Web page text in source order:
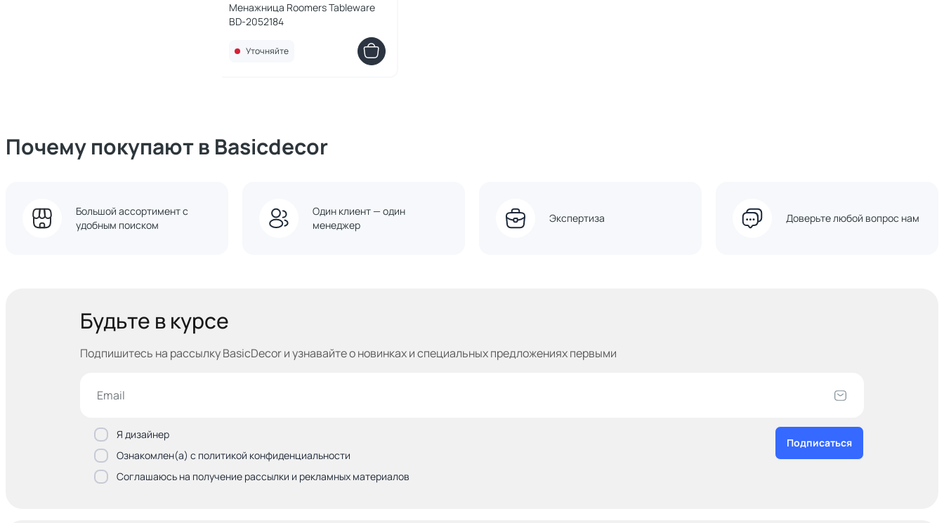
Менажница Roomers Tableware
BD-2052184
Уточняйте
Почему покупают в Basicdecor
Большой ассортимент с
удобным поиском
Один клиент — один
менеджер
Экспертиза Доверьте любой вопрос нам
Будьте в курсе
Подпишитесь на рассылку BasicDecor и узнавайтео новинках и специальных предложениях первыми
Я дизайнер
Ознакомлен(а) с политикой конфиденциальности
Соглашаюсь на получение рассылки и рекламных материалов
Подписаться